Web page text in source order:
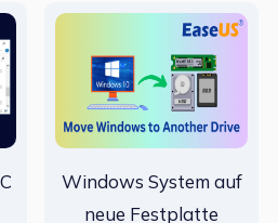
Windows System auf
neue Festplatte